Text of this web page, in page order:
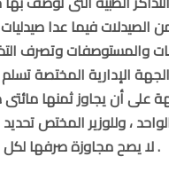
الصيدلات فيما عدا
والمستوصفات وتصرف
الإدارية المختصة تسلم
على أن يجاوز ثمنها مائتى
، وللوزير المختص
لا يصح مجاوزة صرفها لكل مريض شهرياً .